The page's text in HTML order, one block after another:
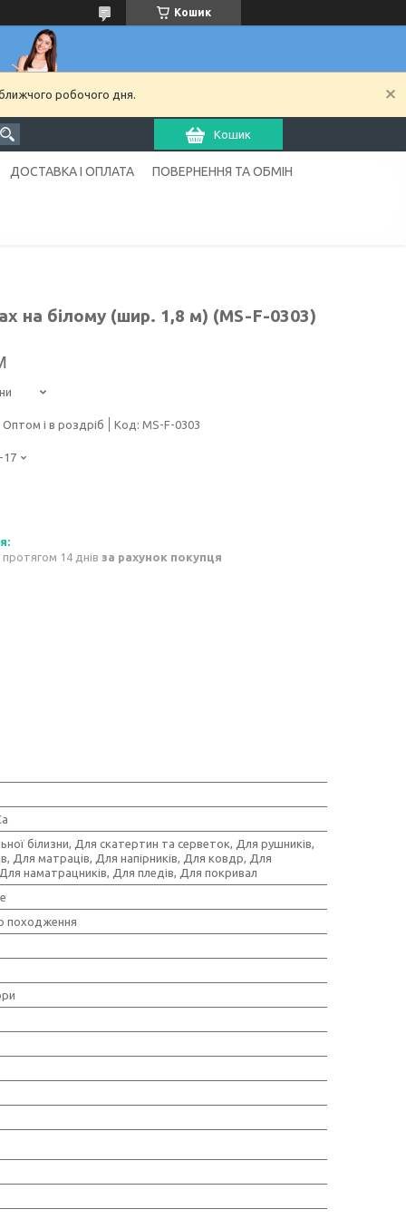
Кошик
робочого дня.
Кошик
ДОСТАВКА І ОПЛАТА ПОВЕРНЕННЯ ТА ОБМІН
на білому (шир. 1,8 м) (MS-F-0303)
Оптом і в роздріб Код: MS-F-0303
17
14 днів за рахунок покупця
білизни, Для скатертин та серветок, Для рушників,
Для матраців, Для напірників, Для ковдр, Для
наматрацників, Для пледів, Для покривал
походження